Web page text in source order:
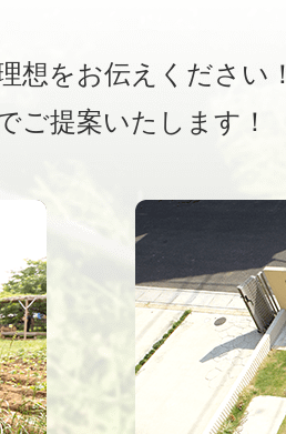
想をお伝えください！
ご提案いたします！